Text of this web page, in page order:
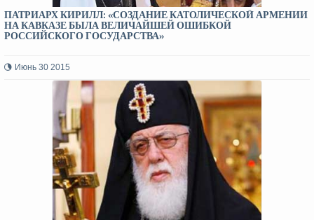
ПАТРИАРХ КИРИЛЛ: «СОЗДАНИЕ КАТОЛИЧЕСКОЙ АРМЕНИИ
НА КАВКАЗЕ БЫЛА ВЕЛИЧАЙШЕЙ ОШИБКОЙ
РОССИЙСКОГО ГОСУДАРСТВА»
Июнь 30 2015